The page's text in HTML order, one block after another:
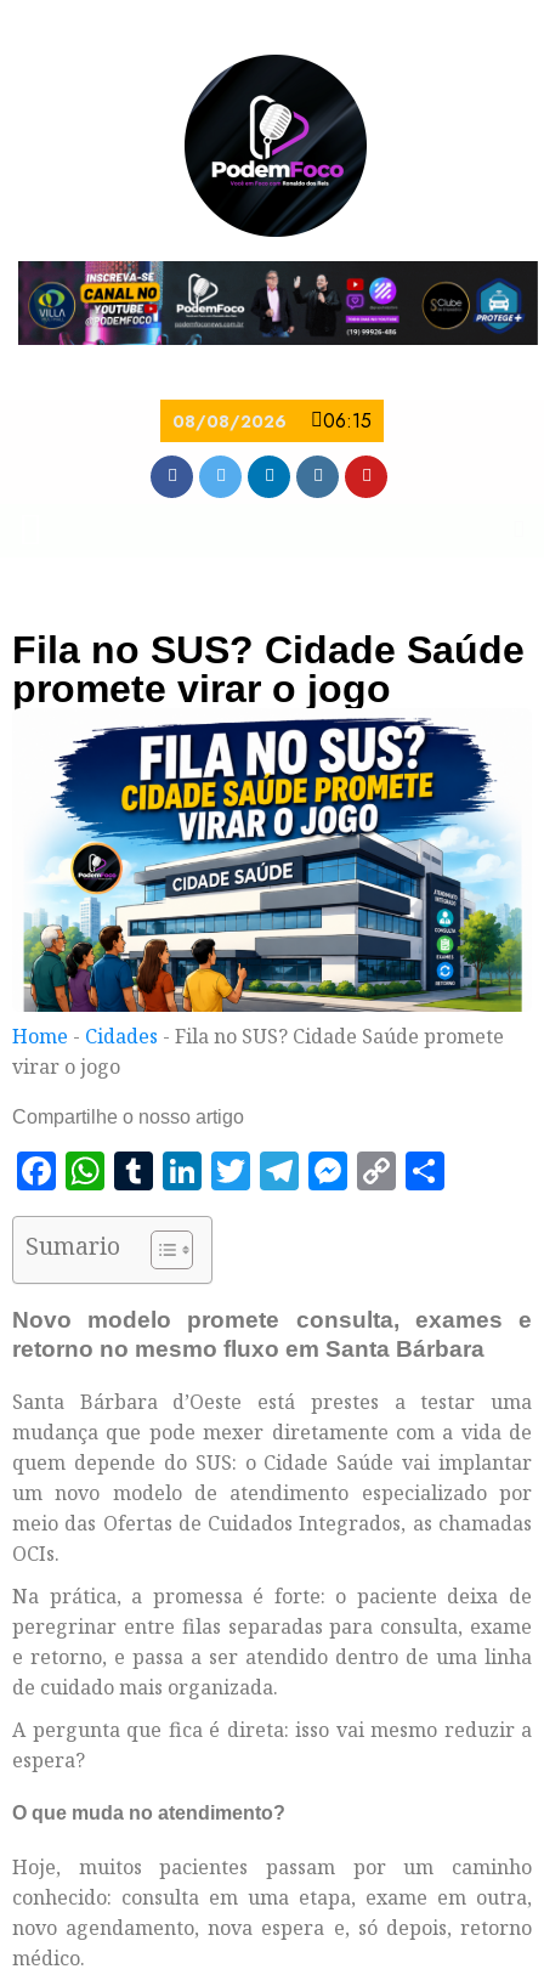
08/08/2026 06:15
Fila no SUS? Cidade Saúde
promete virar o jogo
Home - Cidades - Fila no SUS? Cidade Saúde promete
virar o jogo
Compartilhe o nosso artigo
Facebook
WhatsApp
Tumblr
LinkedIn
Twitter
Telegram
Messenger
Copy
Sumario
Novo modelo promete consulta, exames e
retorno no mesmo fluxo em Santa Bárbara
Santa Bárbara d’Oeste está prestes a testar uma
mudança que pode mexer diretamente com a vida de
quem depende do SUS: o Cidade Saúde vai implantar
um novo modelo de atendimento especializado por
meio das Ofertas de Cuidados Integrados, as chamadas
OCIs.
Na prática, a promessa é forte: o paciente deixa de
peregrinar entre filas separadas para consulta, exame
e retorno, e passa a ser atendido dentro de uma linha
de cuidado mais organizada.
A pergunta que fica é direta: isso vai mesmo reduzir a
espera?
O que muda no atendimento?
Hoje, muitos pacientes passam por um caminho
conhecido: consulta em uma etapa, exame em outra,
novo agendamento, nova espera e, só depois, retorno
médico.